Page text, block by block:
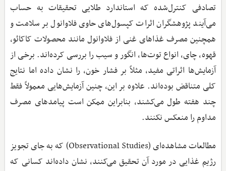
تصادفی کنترل‌شده که استاندارد طلایی تحقیقات به حساب
می‌آیند پژوهشگران اثرات کپسول‌های حاوی فلاوانول بر سلامت و
همچنین مصرف غذاهای غنی از فلاوانول مانند محصولات کاکائو،
قهوه، چای، انواع توت‌ها، انگور و سیب را بررسی کرده‌اند. برخی از
آزمایش‌ها اثراتی مفید، مثلاً بر فشار خون، را نشان داده اما نتایج
کلی متناقض بوده‌اند. علاوه بر این، چنین آزمایش‌هایی معمولاً فقط
چند هفته طول می‌کشند، بنابراین ممکن است پیامدهای مصرف
مداوم را منعکس نکنند.
مطالعات مشاهده‌ای (Observational Studies) که به جای تجویز
رژیم غذایی در مورد آن تحقیق می‌کنند، نشان داده‌اند کسانی که